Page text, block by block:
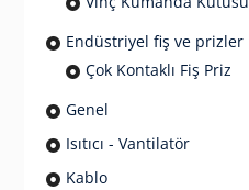
Endüstriyel fiş ve prizler
Çok Kontaklı Fiş Priz
Genel
Isıtıcı - Vantilatör
Kablo